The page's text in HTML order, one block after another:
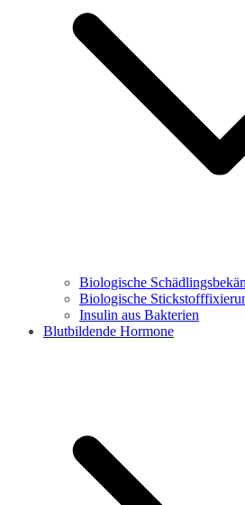
Biologische
Biologische
Insulin aus Bakterien
Blutbildende Hormone